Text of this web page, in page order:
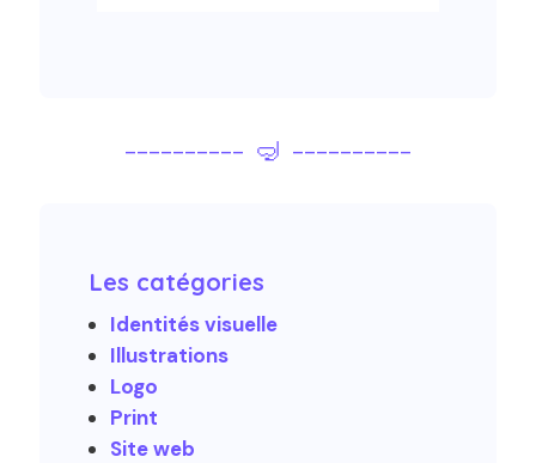
---------- 🤿 ----------
Les catégories
Identités visuelle
Illustrations
Logo
Print
Site web